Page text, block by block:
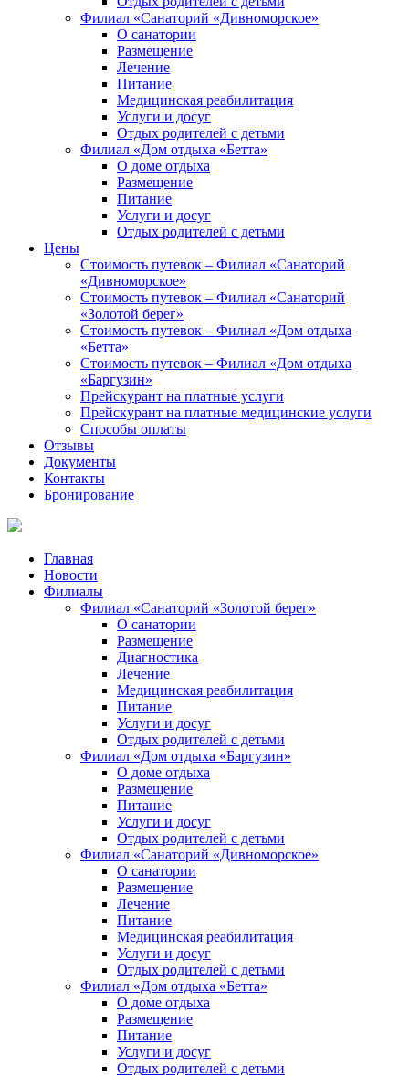
Филиал «Санаторий «Дивноморское»
О санатории
Размещение
Лечение
Питание
Медицинская реабилитация
Услуги и досуг
Отдых родителей с детьми
Филиал «Дом отдыха «Бетта»
О доме отдыха
Размещение
Питание
Услуги и досуг
Отдых родителей с детьми
Цены
Стоимость путевок – Филиал «Санаторий
«Дивноморское»
Стоимость путевок – Филиал «Санаторий
«Золотой берег»
Стоимость путевок – Филиал «Дом отдыха
«Бетта»
Стоимость путевок – Филиал «Дом отдыха
«Баргузин»
Прейскурант на платные услуги
Прейскурант на платные медицинские услуги
Способы оплаты
Отзывы
Документы
Контакты
Бронирование
Главная
Новости
Филиалы
Филиал «Санаторий «Золотой берег»
О санатории
Размещение
Диагностика
Лечение
Медицинская реабилитация
Питание
Услуги и досуг
Отдых родителей с детьми
Филиал «Дом отдыха «Баргузин»
О доме отдыха
Размещение
Питание
Услуги и досуг
Отдых родителей с детьми
Филиал «Санаторий «Дивноморское»
О санатории
Размещение
Лечение
Питание
Медицинская реабилитация
Услуги и досуг
Отдых родителей с детьми
Филиал «Дом отдыха «Бетта»
О доме отдыха
Размещение
Питание
Услуги и досуг
Отдых родителей с детьми